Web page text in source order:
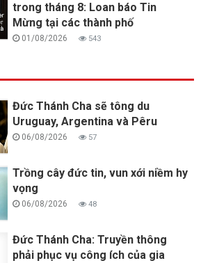
trong tháng 8: Loan báo Tin
Mừng tại các thành phố
01/08/2026 543
Đức Thánh Cha sẽ tông du
Uruguay, Argentina và Pêru
06/08/2026 57
Trồng cây đức tin, vun xới niềm hy
vọng
06/08/2026 48
Đức Thánh Cha: Truyền thông
phải phục vụ công ích của gia